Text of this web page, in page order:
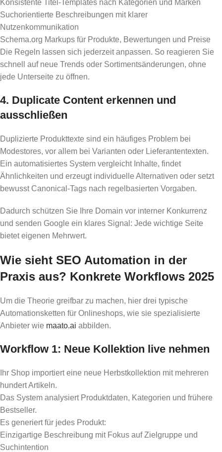
Konsistente Titel-Templates nach Kategorien und Marken
Suchorientierte Beschreibungen mit klarer
Nutzenkommunikation
Schema.org Markups für Produkte, Bewertungen und Preise
Die Regeln lassen sich jederzeit anpassen. So reagieren Sie
schnell auf neue Trends oder Sortimentsänderungen, ohne
jede Unterseite zu öffnen.
4. Duplicate Content erkennen und
ausschließen
Duplizierte Produkttexte sind ein häufiges Problem bei
Modestores, vor allem bei Varianten oder Lieferantentexten.
Ein automatisiertes System vergleicht Inhalte, findet
Ähnlichkeiten und erzeugt individuelle Alternativen oder setzt
bewusst Canonical-Tags nach regelbasierten Vorgaben.
Dadurch schützen Sie Ihre Domain vor interner Konkurrenz
und senden Google ein klares Signal: Jede wichtige Seite
bietet eigenen Mehrwert.
Wie sieht SEO Automation in der
Praxis aus? Konkrete Workflows 2025
Um die Theorie greifbar zu machen, hier drei typische
Automationsketten für Onlineshops, wie sie spezialisierte
Anbieter wie maato.ai abbilden.
Workflow 1: Neue Kollektion live nehmen
Ihr Shop importiert eine neue Herbstkollektion mit mehreren
hundert Artikeln.
Das System analysiert Produktdaten, Kategorien und frühere
Bestseller.
Es generiert für jedes Produkt:
Einzigartige Beschreibung mit Fokus auf Zielgruppe und
Suchintention